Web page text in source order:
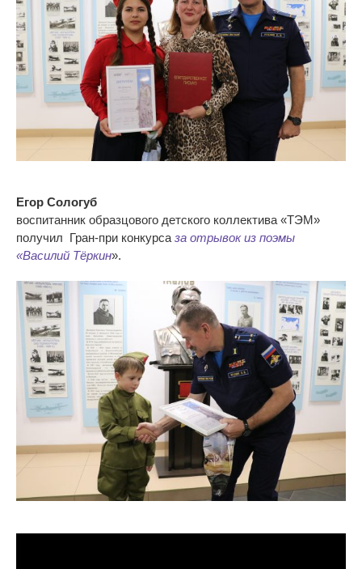
Егор Сологуб
воспитанник образцового детского коллектива «ТЭМ»
получил Гран-при конкурса за отрывок из поэмы
«Василий Тёркин».